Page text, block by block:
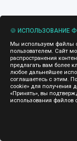
🍪 ИСПОЛЬЗОВАНИЕ
Мы используем файлы
пользователем. Сайт
распространения
предлагать вам более
любое дальнейшее
соглашаетесь с этим.
cookie» для получения
«Принять», вы
использования файлов